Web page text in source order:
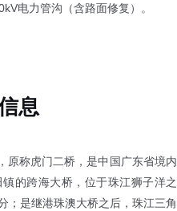
电力管沟（含路面修复）。
息
原称虎门二桥，是中国广东省境内
的跨海大桥，位于珠江狮子洋之
；是继港珠澳大桥之后，珠江三角